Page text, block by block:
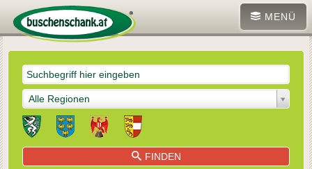
MENÜ
Alle Regionen
FINDEN